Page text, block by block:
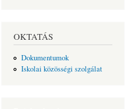
OKTATÁS
Dokumentumok
Iskolai közösségi szolgálat